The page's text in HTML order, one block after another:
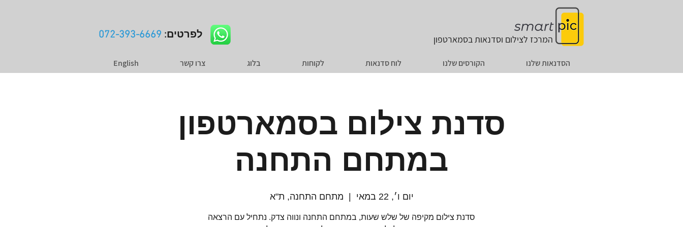
לפרטים: 072-393-6669 המרכז לצילום וסדנאותבסמארטפון
English צרו קשר בלוג לקוחות לוח סדנאות הקורסים שלנו הסדנאות שלנו
סדנת צילום בסמארטפון
במתחם התחנה
יום ו׳, 22 במאי מתחם התחנה, ת"א
סדנת צילום מקיפה של שלש שעות, במתחם התחנה ונווה צדק. נתחיל עם הרצאה